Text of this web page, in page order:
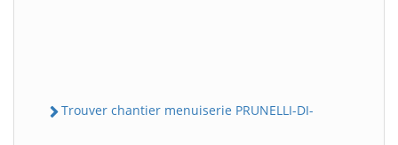
Trouver chantier menuiserie PRUNELLI-DI-